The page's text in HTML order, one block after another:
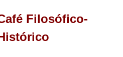
Filosófico-